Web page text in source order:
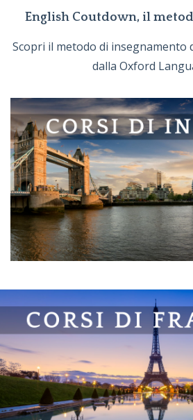
English Coutdown, il
Scopri il metodo di insegnamento
dalla Oxford